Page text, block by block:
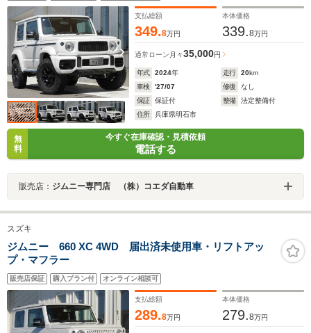
支払総額
349.8万円
本体価格
339.8万円
通常ローン 月々35,000円
年式 2024年 走行 20km
車検
'27/07 修復
なし
保証
保証付 整備
法定整備付
住所
兵庫県明石市
無
料
今すぐ在庫確認・見積依頼
電話する
販売店： ジムニー専門店 （株）コエダ自動車
スズキ
ジムニー 660 XC 4WD 届出済未使用車・リフトアッ
プ・マフラー
販売店保証 購入プラン付 オンライン相談可
支払総額
289.8万円
本体価格
279.8万円